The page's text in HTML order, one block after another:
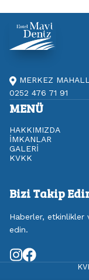
MERKEZ
0252 476 71 91
MENÜ
HAKKIMIZDA
İMKANLAR
GALERİ
KVKK
Bizi Takip
Haberler, etkinlikler
edin.